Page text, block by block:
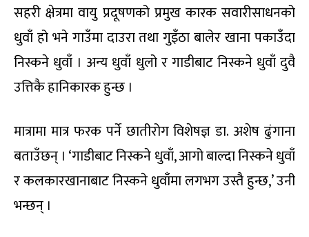
सहरी क्षेत्रमा वायु प्रदूषणको प्रमुख कारक सवारीसाधनको
धुवाँ हो भने गाउँमा दाउरा तथा गुइँठा बालेर खाना पकाउँदा
निस्कने धुवाँ । अन्य धुवाँ धुलो र गाडीबाट निस्कने धुवाँ दुवै
उत्तिकै हानिकारक हुन्छ ।
मात्रामा मात्र फरक पर्ने छातीरोग विशेषज्ञ डा. अशेष ढुंगाना
बताउँछन् । ‘गाडीबाट निस्कने धुवाँ, आगो बाल्दा निस्कने धुवाँ
र कलकारखानाबाट निस्कने धुवाँमा लगभग उस्तै हुन्छ,’ उनी
भन्छन् ।